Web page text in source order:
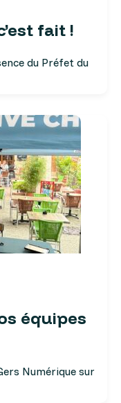
fait !
du Préfet du
équipes
Numérique sur